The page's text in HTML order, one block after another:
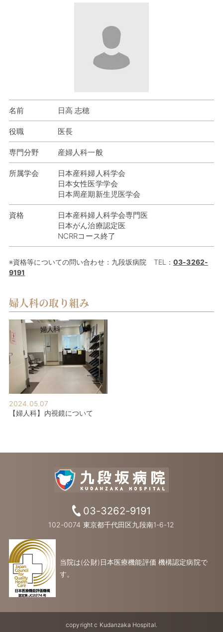
名前 日高 志穂
役職 医長
専門分野 産婦人科一般
所属学会
日本産科婦人科学会
日本女性医学学会
日本周産期新生児医学会
資格
日本産科婦人科学会専門医
日本がん治療認定医
NCRRコース終了
※資格等についての問い合わせ：九段坂病院 TEL：03-3262-
9191
婦人科の取り組み
2024.05.07
【婦人科】内視鏡について
03-3262-9191
102-0074 東京都千代田区九段南1-6-12
当院は(公財)日本医療機能評価 機構認定病院で
す。
copyright c Kudanzaka Hospital.